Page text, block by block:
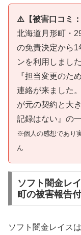
⚠️【被害口コミ
北海道月形町・
の免責決定から
ンを利用しまし
『担当変更のた
連絡が来ました
が元の契約と大
記録はない』の
※個人の感想であり
ん
ソフト闇金レ
町の被害報告付
ソフト闇金レイス